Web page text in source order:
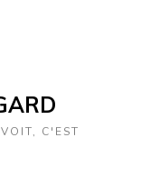
C'EST